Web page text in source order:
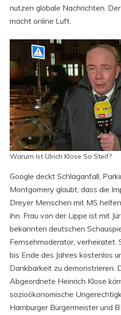
nutzen globale Nachrichten.
macht online Luft.
Warum Ist Ulrich Klose So Steif?
Google deckt Schlaganfall,
Montgomery glaubt, dass die
Dreyer Menschen mit MS
ihn. Frau von der Lippe ist mit
bekannten deutschen
Fernsehmoderator, verheiratet.
bis Ende des Jahres kostenlos
Dankbarkeit zu demonstrieren.
Abgeordnete Heinrich Klose
sozioökonomische
Hamburger Bürgermeister und